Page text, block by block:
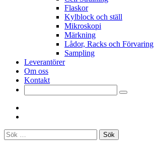
Flaskor
Kylblock och ställ
Mikroskopi
Märkning
Lådor, Racks och Förvaring
Sampling
Leverantörer
Om oss
Kontakt
Sök
efter: